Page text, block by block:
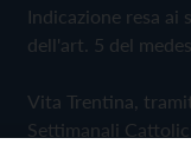
Indicazione resa ai
dell'art. 5 del
Vita Trentina,
Settimanali